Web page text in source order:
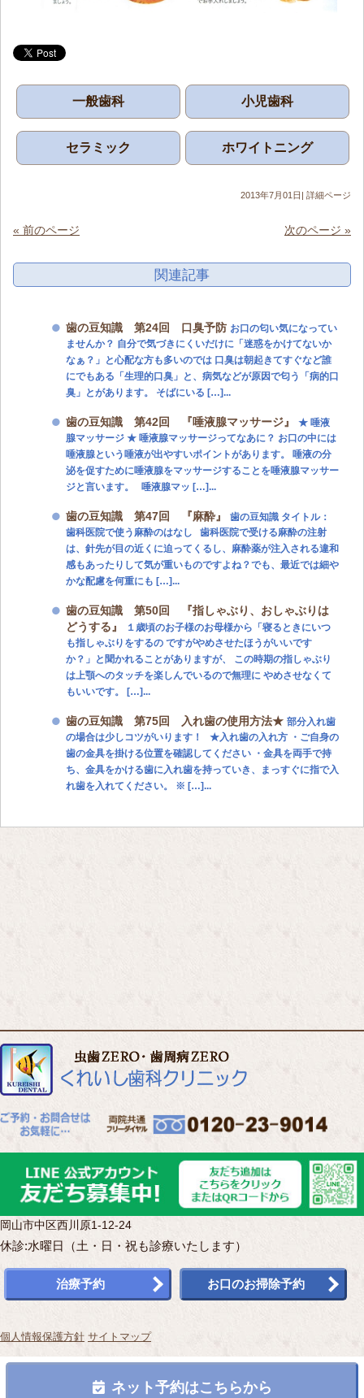
一般歯科 小児歯科
セラミック ホワイトニング
2013年7月01日| 詳細ページ
« 前のページ 次のページ »
関連記事
歯の豆知識 第24回 口臭予防 お口の匂い気になってい
ませんか？ 自分で気づきにくいだけに「迷惑をかけてないか
なぁ？」と心配な方も多いのでは 口臭は朝起きてすぐなど誰
にでもある「生理的口臭」と、病気などが原因で匂う「病的口
臭」とがあります。 そばにいる […]...
歯の豆知識 第42回 『唾液腺マッサージ』 ★ 唾液
腺マッサージ ★ 唾液腺マッサージってなあに？ お口の中には
唾液腺という唾液が出やすいポイントがあります。 唾液の分
泌を促すために唾液腺をマッサージすることを唾液腺マッサー
ジと言います。 唾液腺マッ […]...
歯の豆知識 第47回 『麻酔』 歯の豆知識 タイトル：
歯科医院で使う麻酔のはなし 歯科医院で受ける麻酔の注射
は、針先が目の近くに迫ってくるし、麻酔薬が注入される違和
感もあったりして気が重いものですよね？でも、最近では細や
かな配慮を何重にも […]...
歯の豆知識 第50回 『指しゃぶり、おしゃぶりは
どうする』
１歳頃のお子様のお母様から「寝るときにいつ
も指しゃぶりをするの ですがやめさせたほうがいいです
か？」と聞かれることがありますが、 この時期の指しゃぶり
は上顎へのタッチを楽しんでいるので無理に やめさせなくて
もいいです。 […]...
歯の豆知識 第75回 入れ歯の使用方法★ 部分入れ歯
の場合は少しコツがいります！ ★入れ歯の入れ方 ・ご自身の
歯の金具を掛ける位置を確認してください ・金具を両手で持
ち、金具をかける歯に入れ歯を持っていき、まっすぐに指で入
れ歯を入れてください。 ※ […]...
ネット予約はこちらから
岡山市中区西川原1-12-24
休診:水曜日（土・日・祝も診療いたします）
治療予約 お口のお掃除予約
個人情報保護方針 サイトマップ